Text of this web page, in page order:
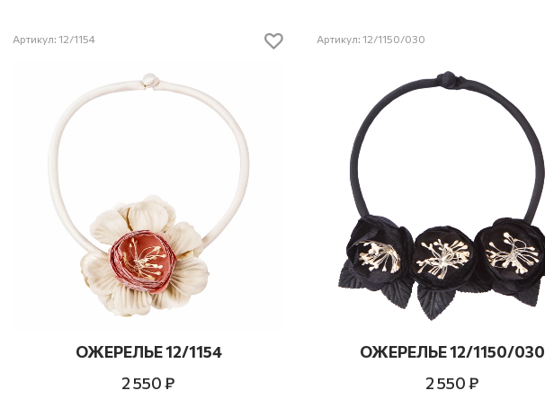
Артикул: 12/1154
ОЖЕРЕЛЬЕ 12/1154
2 550 ₽
Артикул: 12/1150/030
ОЖЕРЕЛЬЕ 12/1150/030
2 550 ₽